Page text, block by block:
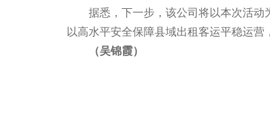
据悉，下一步，该公司将以本次活动为
以高水平安全保障县域出租客运平稳运营
（吴锦霞）